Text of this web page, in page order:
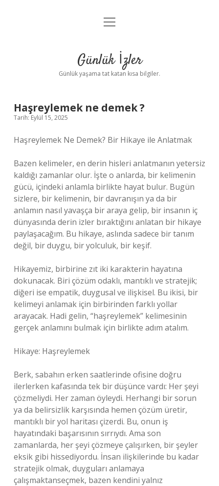
Anasayfa
Yasal Uyarı
menüyü
Günlük İzler
Günlük yaşama tat katan kısa bilgiler.
Haşreylemek ne demek ?
Tarih: Eylül 15, 2025
Haşreylemek Ne Demek? Bir Hikaye ile Anlatmak
Bazen kelimeler, en derin hisleri anlatmanın yetersiz
kaldığı zamanlar olur. İşte o anlarda, bir kelimenin
gücü, içindeki anlamla birlikte hayat bulur. Bugün
sizlere, bir kelimenin, bir davranışın ya da bir
anlamın nasıl yavaşça bir araya gelip, bir insanın iç
dünyasında derin izler bıraktığını anlatan bir hikaye
paylaşacağım. Bu hikaye, aslında sadece bir tanım
değil, bir duygu, bir yolculuk, bir keşif.
Hikayemiz, birbirine zıt iki karakterin hayatına
dokunacak. Biri çözüm odaklı, mantıklı ve stratejik;
diğeri ise empatik, duygusal ve ilişkisel. Bu ikisi, bir
kelimeyi anlamak için birbirinden farklı yollar
arayacak. Hadi gelin, “haşreylemek” kelimesinin
gerçek anlamını bulmak için birlikte adım atalım.
Hikaye: Haşreylemek
Berk, sabahın erken saatlerinde ofisine doğru
ilerlerken kafasında tek bir düşünce vardı: Her şeyi
çözmeliydi. Her zaman öyleydi. Herhangi bir sorun
ya da belirsizlik karşısında hemen çözüm üretir,
mantıklı bir yol haritası çizerdi. Bu, onun iş
hayatındaki başarısının sırrıydı. Ama son
zamanlarda, her şeyi çözmeye çalışırken, bir şeyler
eksik gibi hissediyordu. İnsan ilişkilerinde bu kadar
stratejik olmak, duyguları anlamaya
çalışmaktanseçmek, bazen kendini yalnız